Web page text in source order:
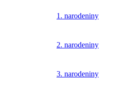
1. narodeniny
2. narodeniny
3. narodeniny